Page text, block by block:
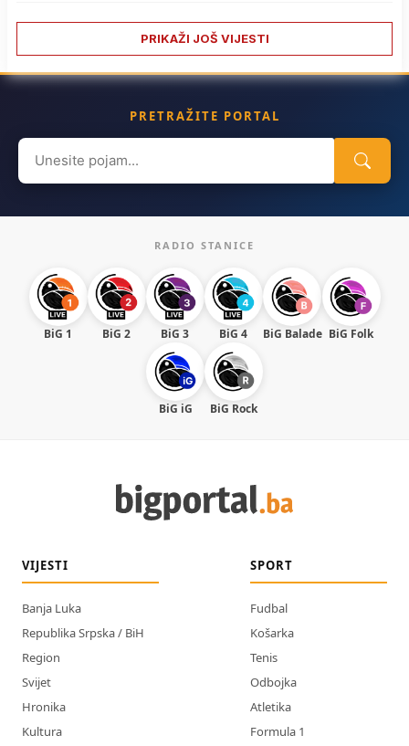
PRIKAŽI JOŠ VIJESTI
PRETRAŽITE PORTAL
Search
for:
RADIO STANICE
BiG 1 BiG 2 BiG 3 BiG 4 BiG Balade BiG Folk
BiG iG BiG Rock
VIJESTI
Banja Luka
Republika Srpska / BiH
Region
Svijet
Hronika
Kultura
SPORT
Fudbal
Košarka
Tenis
Odbojka
Atletika
Formula 1